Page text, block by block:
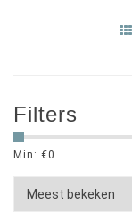
Filters
Min: €0